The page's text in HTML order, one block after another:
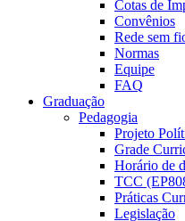
Cotas de
Convênios
Rede sem
Normas
Equipe
FAQ
Graduação
Pedagogia
Projeto
Grade
Horário de
TCC
Práticas
Legislação